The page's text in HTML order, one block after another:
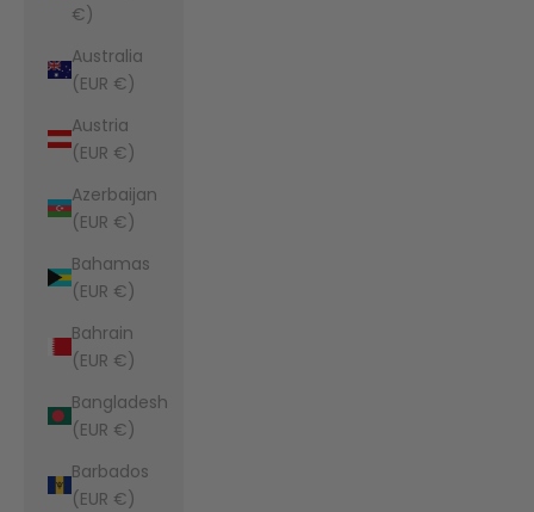
€)
Australia
(EUR €)
Austria
(EUR €)
Azerbaijan
(EUR €)
Bahamas
(EUR €)
Bahrain
(EUR €)
Bangladesh
(EUR €)
Barbados
(EUR €)